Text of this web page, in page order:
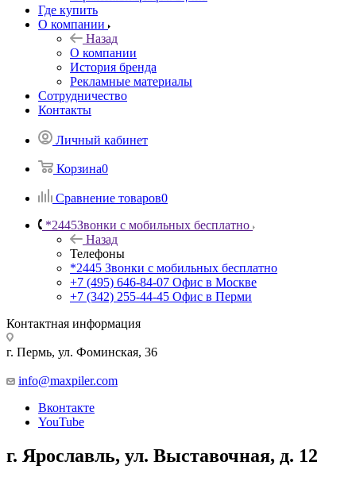
Где купить
О компании
Назад
О компании
История бренда
Рекламные материалы
Сотрудничество
Контакты
Личный кабинет
Корзина0
Сравнение товаров0
*2445Звонки с мобильных бесплатно
Назад
Телефоны
*2445 Звонки с мобильных бесплатно
+7 (495) 646-84-07 Офис в Москве
+7 (342) 255-44-45 Офис в Перми
Контактная информация
г. Пермь, ул. Фоминская, 36
info@maxpiler.com
Вконтакте
YouTube
г. Ярославль, ул. Выставочная, д. 12